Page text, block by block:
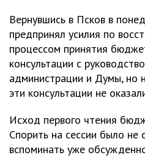
Вернувшись в Псков в
предпринял усилия по
процессом принятия
консультации с
администрации и Думы, но
эти консультации не
Исход первого чтения
Спорить на сессии было не
вспоминать уже